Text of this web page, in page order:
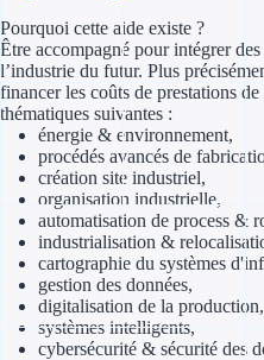
Pourquoi cette aide existe ?
Être accompagné pour intégrer
l’industrie du futur. Plus
financer les coûts de prestations
thématiques suivantes :
énergie & environnement,
procédés avancés de
création site industriel,
organisation industrielle,
automatisation de process &
industrialisation &
cartographie du systèmes
gestion des données,
digitalisation de la production,
systèmes intelligents,
cybersécurité & sécurité des